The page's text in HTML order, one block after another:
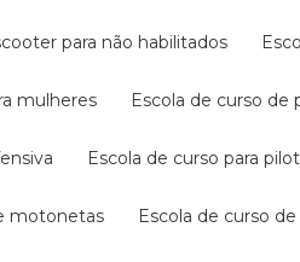
para não habilitados
mulheres escola de curso
escola de curso para
motonetas escola de curso